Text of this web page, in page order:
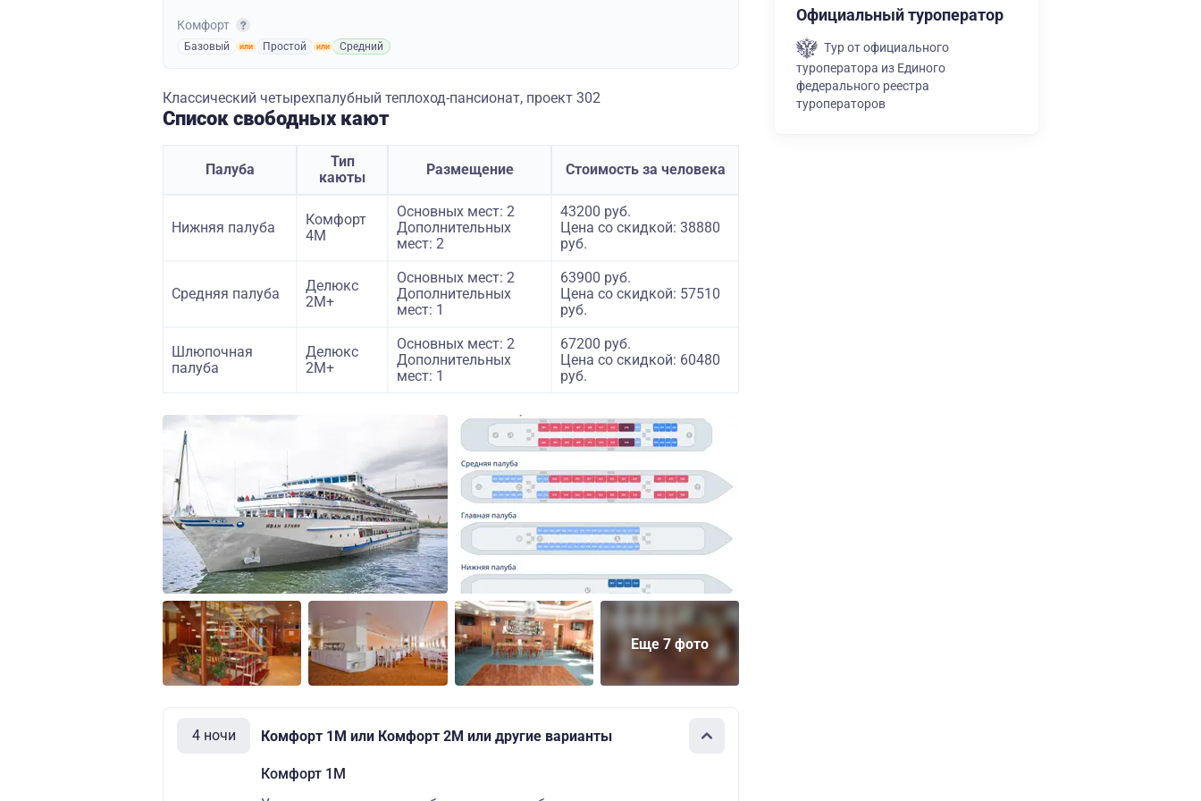
Комфорт
Базовый Простой Средний
Классический четырехпалубный теплоход-пансионат, проект 302
Список свободных кают
Палуба
Тип
каюты
Размещение Стоимость за человека
Нижняя палуба
Комфорт
4M
Основных мест: 2
Дополнительных
мест: 2
43200 руб.
Цена со скидкой: 38880
руб.
Средняя палуба
Делюкс
2М+
Основных мест: 2
Дополнительных
мест: 1
63900 руб.
Цена со скидкой: 57510
руб.
Шлюпочная
палуба
Делюкс
2М+
Основных мест: 2
Дополнительных
мест: 1
67200 руб.
Цена со скидкой: 60480
руб.
Еще 7 фото
4 ночи Комфорт 1M или Комфорт 2M или другие варианты
Комфорт 1M
Официальный туроператор
Тур от официального
туроператора из Единого
федерального реестра
туроператоров